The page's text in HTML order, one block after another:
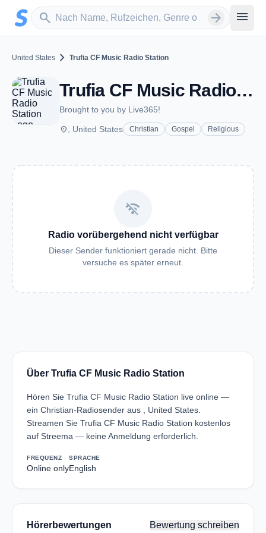
Zum Hauptinhalt springen
search
Sender suchen arrow_forward menu
United States chevron_right Trufia CF Music Radio Station
Trufia CF Music Radio Station
Brought to you by Live365!
place , United States Christian Gospel Religious
wifi_off
Radio vorübergehend nicht verfügbar
Dieser Sender funktioniert gerade nicht. Bitte
versuche es später erneut.
Über Trufia CF Music Radio Station
Hören Sie Trufia CF Music Radio Station live online —
ein Christian-Radiosender aus , United States.
Streamen Sie Trufia CF Music Radio Station kostenlos
auf Streema — keine Anmeldung erforderlich.
FREQUENZ
Online only
SPRACHE
English
Hörerbewertungen Bewertung schreiben